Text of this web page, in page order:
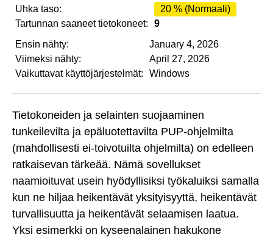
Uhka taso:
20 % (Normaali)
Tartunnan saaneet tietokoneet:
9
Ensin nähty:
January 4, 2026
Viimeksi nähty:
April 27, 2026
Vaikuttavat käyttöjärjestelmät:
Windows
Tietokoneiden ja selainten suojaaminen
tunkeilevilta ja epäluotettavilta PUP-ohjelmilta
(mahdollisesti ei-toivotuilta ohjelmilta) on edelleen
ratkaisevan tärkeää. Nämä sovellukset
naamioituvat usein hyödyllisiksi työkaluiksi samalla
kun ne hiljaa heikentävät yksityisyyttä, heikentävät
turvallisuutta ja heikentävät selaamisen laatua.
Yksi esimerkki on kyseenalainen hakukone